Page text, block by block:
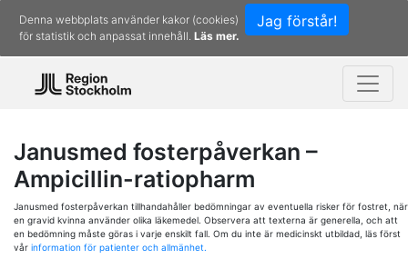
Jag förstår!
Denna webbplats använder kakor (cookies)
för statistik och anpassat innehåll. Läs mer.
Janusmed fosterpåverkan –
Ampicillin-ratiopharm
Janusmed fosterpåverkan tillhandahåller bedömningar av eventuella risker för fostret, när
en gravid kvinna använder olika läkemedel. Observera att texterna är generella, och att
en bedömning måste göras i varje enskilt fall. Om du inte är medicinskt utbildad, läs först
vår information för patienter och allmänhet.